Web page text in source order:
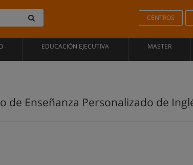
CENTROS
EDUCACIÓN EJECUTIVA MASTER
de Enseñanza Personalizado de